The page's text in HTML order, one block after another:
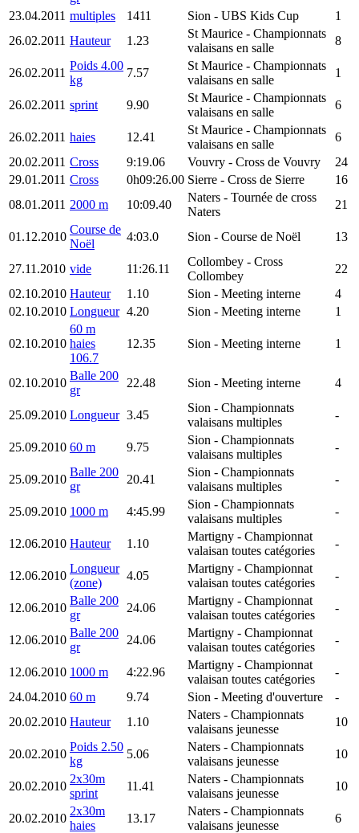
23.04.2011 multiples 1411 Sion - UBS Kids Cup
1
26.02.2011 Hauteur 1.23
St Maurice - Championnats
valaisans en salle
8
26.02.2011
Poids 4.00
kg
7.57
St Maurice - Championnats
valaisans en salle
1
26.02.2011 sprint 9.90
St Maurice - Championnats
valaisans en salle
6
26.02.2011 haies 12.41
St Maurice - Championnats
valaisans en salle
6
20.02.2011 Cross 9:19.06 Vouvry - Cross de Vouvry
24
29.01.2011 Cross 0h09:26.00 Sierre - Cross de Sierre
16
08.01.2011 2000 m 10:09.40
Naters - Tournée de cross
Naters
21
01.12.2010
Course de
Noël
4:03.0 Sion - Course de Noël 13
27.11.2010 vide 11:26.11
Collombey - Cross
Collombey
22
02.10.2010 Hauteur 1.10 Sion - Meeting interne
4
02.10.2010 Longueur 4.20 Sion - Meeting interne 1
02.10.2010
60 m
haies
106.7
12.35 Sion - Meeting interne 1
02.10.2010
Balle 200
gr
22.48 Sion - Meeting interne 4
25.09.2010 Longueur 3.45
Sion - Championnats
valaisans multiples
-
25.09.2010 60 m 9.75
Sion - Championnats
valaisans multiples
-
25.09.2010
Balle 200
gr
20.41
Sion - Championnats
valaisans multiples
-
25.09.2010 1000 m 4:45.99
Sion - Championnats
valaisans multiples
-
12.06.2010 Hauteur 1.10
Martigny - Championnat
valaisan toutes catégories
-
12.06.2010
Longueur
(zone)
4.05
Martigny - Championnat
valaisan toutes catégories
-
12.06.2010
Balle 200
gr
24.06
Martigny - Championnat
valaisan toutes catégories
-
12.06.2010
Balle 200
gr
24.06
Martigny - Championnat
valaisan toutes catégories
-
12.06.2010 1000 m 4:22.96
Martigny - Championnat
valaisan toutes catégories
-
24.04.2010 60 m 9.74 Sion - Meeting d'ouverture
-
20.02.2010 Hauteur 1.10
Naters - Championnats
valaisans jeunesse
10
20.02.2010
Poids 2.50
kg
5.06
Naters - Championnats
valaisans jeunesse
10
20.02.2010
2x30m
sprint
11.41
Naters - Championnats
valaisans jeunesse
10
20.02.2010
2x30m
haies
13.17
Naters - Championnats
valaisans jeunesse
6